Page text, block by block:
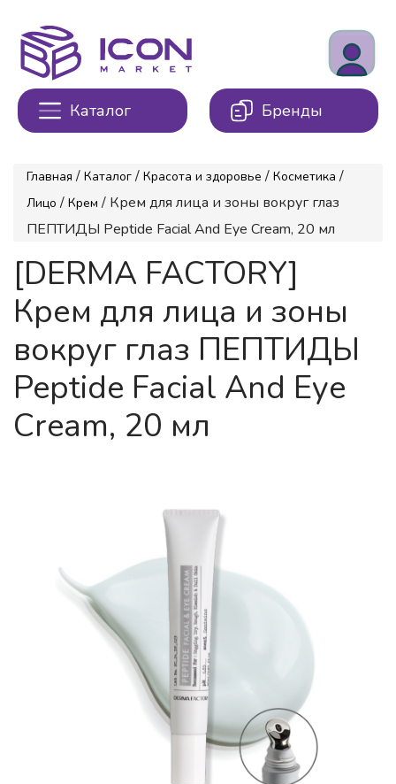
Каталог Бренды
Главная / Каталог / Красота и здоровье / Косметика /
Лицо / Крем / Крем для лица и зоны вокруг глаз
ПЕПТИДЫ Peptide Facial And Eye Cream, 20 мл
[DERMA FACTORY]
Крем для лица и зоны
вокруг глаз ПЕПТИДЫ
Peptide Facial And Eye
Cream, 20 мл